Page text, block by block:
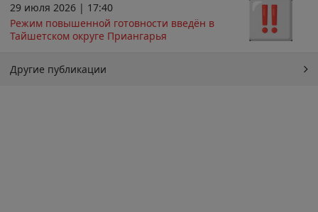
29 июля 2026 | 17:40
Режим повышенной готовности введён в
Тайшетском округе Приангарья
Другие публикации